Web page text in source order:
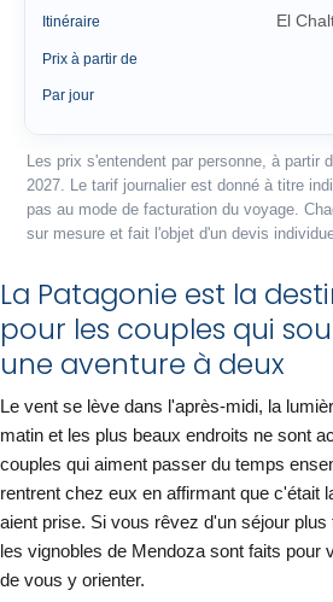
Itinéraire El
Prix à partir de
Par jour
Les prix s'entendent par personne, à partir
2027. Le tarif journalier est donné à titre
pas au mode de facturation du voyage.
sur mesure et fait l'objet d'un devis
La Patagonie est la
pour les couples qui
une aventure à deux
Le vent se lève dans l'après-midi, la
matin et les plus beaux endroits ne sont
couples qui aiment passer du temps
rentrent chez eux en affirmant que c'était
aient prise. Si vous rêvez d'un séjour plus
les vignobles de Mendoza sont faits pour
de vous y orienter.